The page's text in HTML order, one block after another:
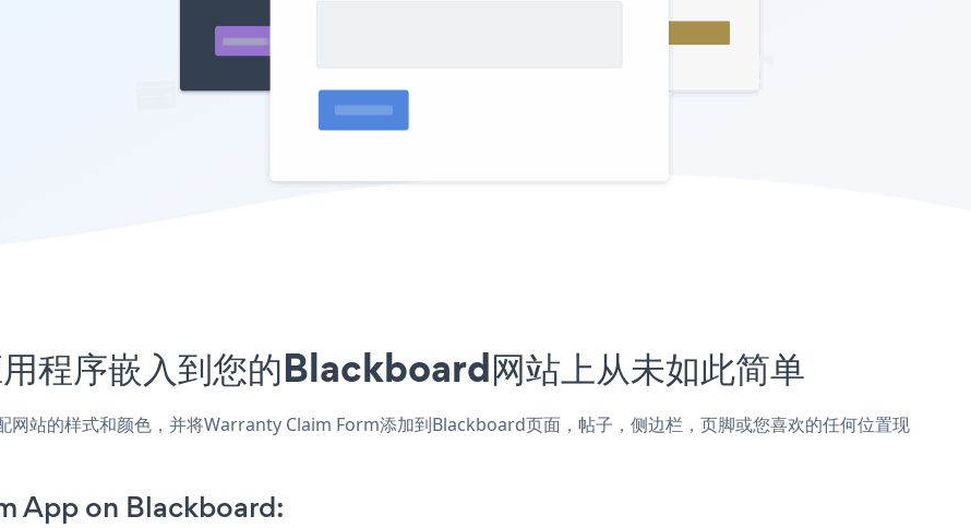
序嵌入到您的Blackboard网站上从未如此简单
站的样式和颜色，并将Warranty Claim Form添加到Blackboard页面，帖子，侧边栏，页脚或您喜欢的任何位置现
App on Blackboard: